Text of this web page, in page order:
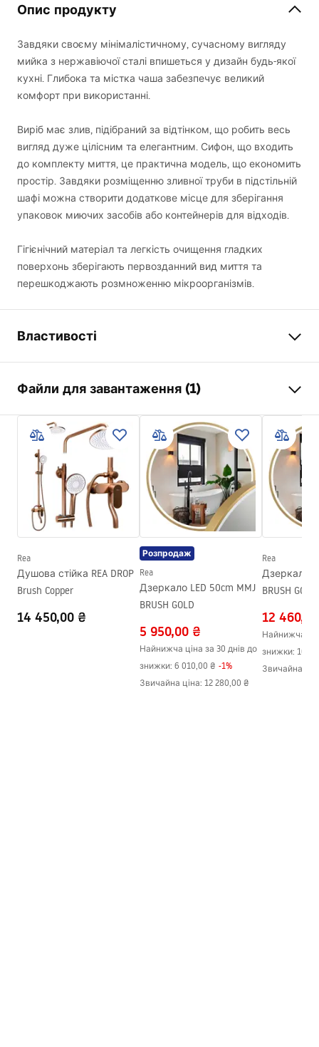
Опис продукту
Завдяки своєму мінімалістичному, сучасному вигляду
мийка з нержавіючої сталі впишеться у дизайн будь-якої
кухні. Глибока та містка чаша забезпечує великий
комфорт при використанні.
Виріб має злив, підібраний за відтінком, що робить весь
вигляд дуже цілісним та елегантним. Сифон, що входить
до комплекту миття, це практична модель, що економить
простір. Завдяки розміщенню зливної труби в підстільній
шафі можна створити додаткове місце для зберігання
упаковок миючих засобів або контейнерів для відходів.
Гігієнічний матеріал та легкість очищення гладких
поверхонь зберігають первозданний вид миття та
перешкоджають розмноженню мікроорганізмів.
Властивості
Ширина мийки (мм)
540мм
Глибина чаші мийки
(мм)
190мм
Отвір на змішувач
Ні
Матеріал
нержавіюча сталь
Колір
мідь
У комплекті з мийкою
прокладка, сифон з
ситечком, кріпильні гачки
Діаметр зливного
отвору
універсальний, із сітчастим
фільтром
кухонний, з можливістю
підключення посудомийної
машини
Файли для завантаження (1)
Template
ANTHONY_60.pdf
Rea
Душова стійка REA DROP
Brush Copper
14 450,00 ₴
Розпродаж
Rea
Дзеркало LED 50cm MMJ
BRUSH GOLD
5 950,00 ₴
Найнижча ціна за 30 днів до
знижки: 6 010,00 ₴ -1%
Звичайна ціна: 12 280,00 ₴
Rea
Дзеркало
BRUSH GOLD
12
Найнижча
знижки: 10
Звичайна